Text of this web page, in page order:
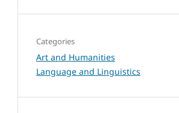
Categories
Art and Humanities
Language and Linguistics